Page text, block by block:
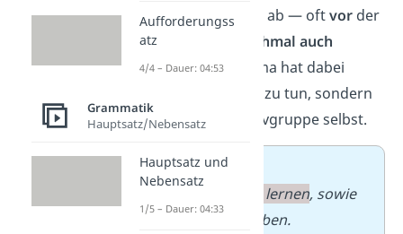
Kommas vom Rest ab — oftvorder
Gruppe und
manchmal auch
danach. Das Komma hat dabei
nichts mit „sowie“ zu tun, sondern
nur mit der Infinitivgruppe selbst.
➡️ Beispiele
zu lernen, sowie
regelmäßig zu üben.
Aufforderungss
atz
4/4 – Dauer: 04:53
Grammatik
Hauptsatz/Nebensatz
Hauptsatz und
Nebensatz
1/5 – Dauer: 04:33